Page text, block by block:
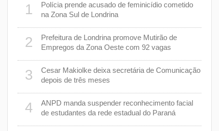
1
Polícia prende acusado de feminicídio cometido
na Zona Sul de Londrina
2
Prefeitura de Londrina promove Mutirão de
Empregos da Zona Oeste com 92 vagas
3
Cesar Makiolke deixa secretária de Comunicação
depois de três meses
4
ANPD manda suspender reconhecimento facial
de estudantes da rede estadual do Paraná